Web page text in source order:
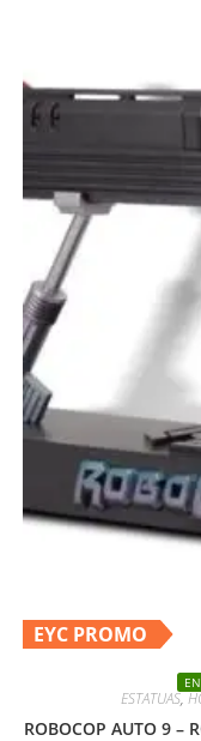
EYC PROMO
ESTATUAS,
ROBOCOP AUTO 9 –